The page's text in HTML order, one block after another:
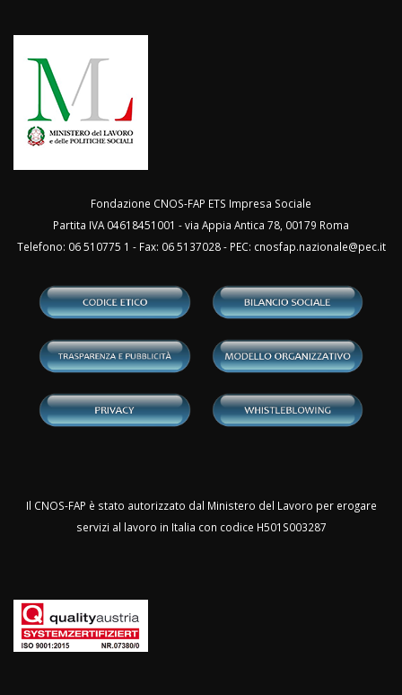
Fondazione CNOS-FAP ETS Impresa Sociale
Partita IVA 04618451001 - via Appia Antica 78, 00179 Roma
Telefono: 06 510775 1 - Fax: 06 5137028 - PEC: cnosfap.nazionale@pec.it
Il CNOS-FAP è stato autorizzato dal Ministero del Lavoro per erogare
servizi al lavoro in Italia con codice H501S003287